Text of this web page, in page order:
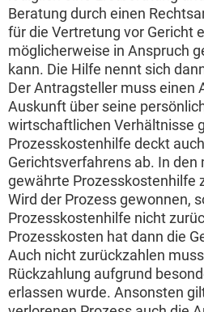
Beratung durch einen
für die Vertretung vor Gericht
möglicherweise in Anspruch
kann. Die Hilfe nennt sich
Der Antragsteller muss einen
Auskunft über seine
wirtschaftlichen Verhältnisse
Prozesskostenhilfe deckt
Gerichtsverfahrens ab. In
gewährte Prozesskostenhilfe
Wird der Prozess gewonnen,
Prozesskostenhilfe nicht
Prozesskosten hat dann die
Auch nicht zurückzahlen
Rückzahlung aufgrund
erlassen wurde. Ansonsten